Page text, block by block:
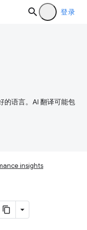
登录
的语言。AI 翻译可能包
insights